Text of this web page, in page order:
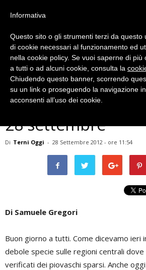
Meteo
Terni, previsioni
28 settembre
Di Terni Oggi - 28 Settembre 2012 - ore 11:54
Di Samuele Gregori
Buon giorno a tutti. Come dicevamo ieri
debole specie sulle regioni centrali dove
verificati dei piovaschi sparsi. Anche
Informativa
Questo sito o gli strumenti terzi da questo
di cookie necessari al funzionamento ed
nella cookie policy. Se vuoi saperne di più
a tutti o ad alcuni cookie, consulta la
Chiudendo questo banner, scorrendo
su un link o proseguendo la navigazione
acconsenti all’uso dei cookie.